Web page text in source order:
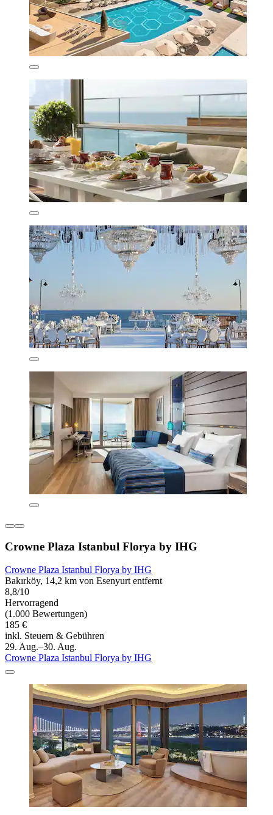
Crowne Plaza Istanbul Florya by IHG
Crowne Plaza Istanbul Florya by IHG
Bakırköy, 14,2 km von Esenyurt entfernt
8,8/10
Hervorragend
(1.000 Bewertungen)
185 €
inkl. Steuern & Gebühren
29. Aug.–30. Aug.
Crowne Plaza Istanbul Florya by IHG